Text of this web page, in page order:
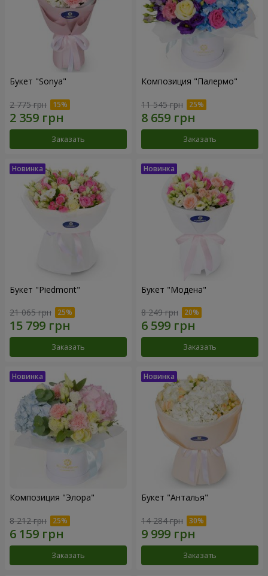
Букет "Sonya"
2 775 грн
Заказать
Композиция "Палермо"
11 545 грн
Заказать
Букет "Piedmont"
21 065 грн
Заказать
Букет "Модена"
8 249 грн
Заказать
Композиция "Элора"
8 212 грн
Заказать
Букет "Анталья"
14 284 грн
Заказать